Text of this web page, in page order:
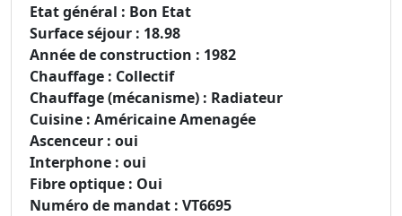
Etat général : Bon Etat
Surface séjour : 18.98
Année de construction : 1982
Chauffage : Collectif
Chauffage (mécanisme) : Radiateur
Cuisine : Américaine Amenagée
Ascenceur : oui
Interphone : oui
Fibre optique : Oui
Numéro de mandat : VT6695